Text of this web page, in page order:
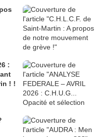
:
! !